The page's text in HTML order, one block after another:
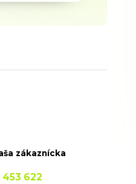
zákaznícka
453 622